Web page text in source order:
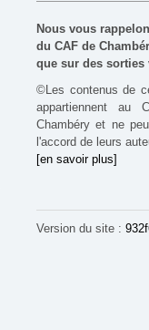
Nous vous
du CAF de
que sur des sorties
©Les contenus de
appartiennent au
Chambéry et ne
l'accord de leurs
[en savoir plus]
Version du site :